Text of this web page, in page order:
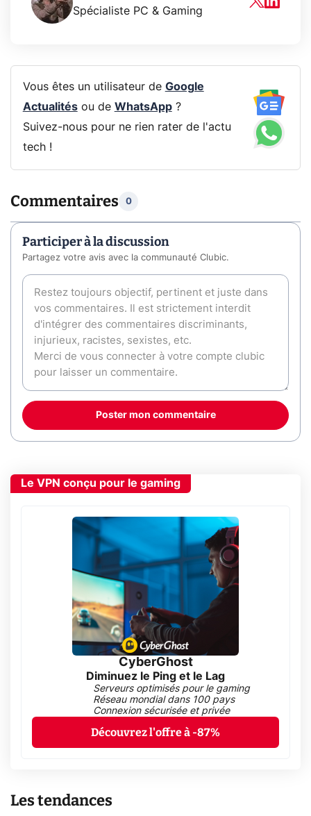
Spécialiste PC & Gaming
Vous êtes un utilisateur de Google
Actualitésou de WhatsApp?
Suivez-nous pour ne rien rater de l'actu
tech !
Commentaires 0
Participer à la discussion
Partagez votre avis avec la communauté Clubic.
Poster mon commentaire
Le VPN conçu pour le gaming
CyberGhost
Diminuez le Ping et le Lag
Serveurs optimisés pour le gaming
Réseau mondial dans 100 pays
Connexion sécurisée et privée
Découvrez l'offre à -87%
Les tendances